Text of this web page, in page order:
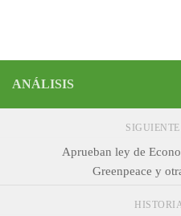
ANÁLISIS
Aprueban ley de
Greenpeace y